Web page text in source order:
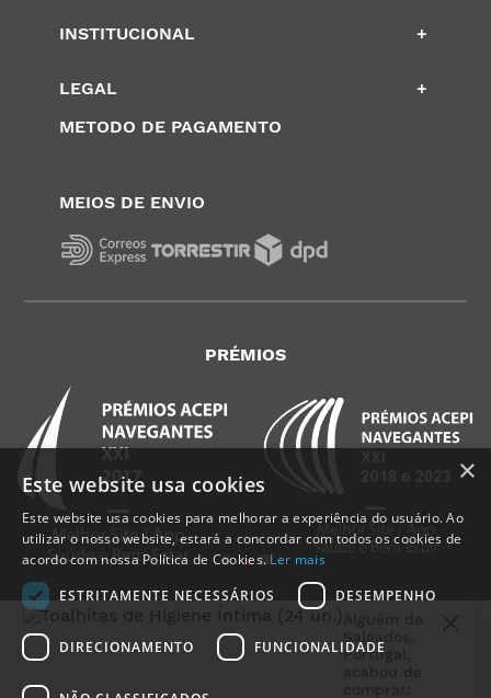
INSTITUCIONAL +
LEGAL
+
METODO DE PAGAMENTO
MEIOS DE ENVIO
PRÉMIOS
×
Este website usa cookies
Este website usa cookies para melhorar a experiência do usuário. Ao
utilizar o nosso website, estará a concordar com todos os cookies de
acordo com nossa Política de Cookies. Ler mais
ESTRITAMENTE NECESSÁRIOS
DESEMPENHO
DIRECIONAMENTO FUNCIONALIDADE
Portugal